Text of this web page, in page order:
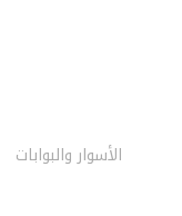
الأسوار والبوابات